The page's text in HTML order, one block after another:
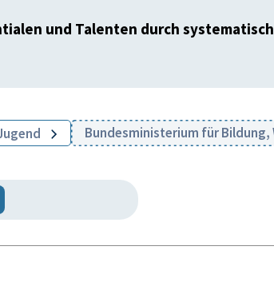
und Talenten durch
Bundesministerium für Bildung,